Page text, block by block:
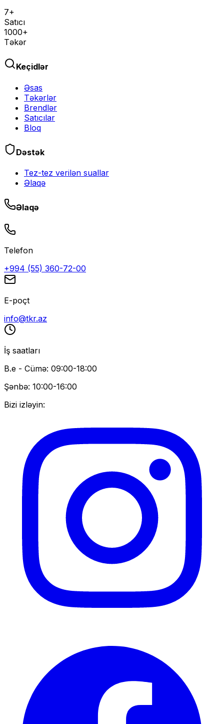
7+
Satıcı
1000+
Təkər
Keçidlər
Əsas
Təkərlər
Brendlər
Satıcılar
Bloq
Dəstək
Tez-tez verilən suallar
Əlaqə
Əlaqə
Telefon
+994 (55) 360-72-00
E-poçt
info@tkr.az
İş saatları
B.e - Cümə: 09:00-18:00
Şənbə: 10:00-16:00
Bizi izləyin: